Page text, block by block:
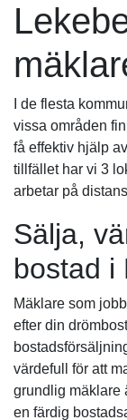
I de flesta
vissa områden
få effektiv hjälp
tillfället har vi 3
arbetar på
Sälja,
bostad i
Mäklare som
efter din
värdefull för att
grundlig mäklare
en färdig